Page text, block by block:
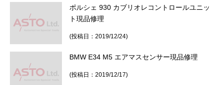
ポルシェ 930 カブリオレコントロールユニッ
ト現品修理
(投稿日：2019/12/24)
BMW E34 M5 エアマスセンサー現品修理
(投稿日：2019/12/17)